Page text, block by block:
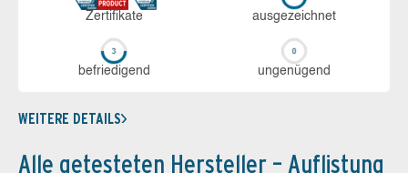
Zerti­fikate aus­ge­zeich­net
be­frie­di­gend un­ge­nü­gend
WEITERE DETAILS
Alle getesteten Hersteller – Auflistung